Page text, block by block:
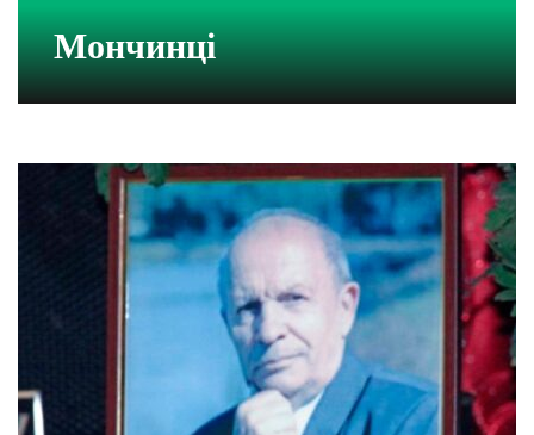
Мончинці